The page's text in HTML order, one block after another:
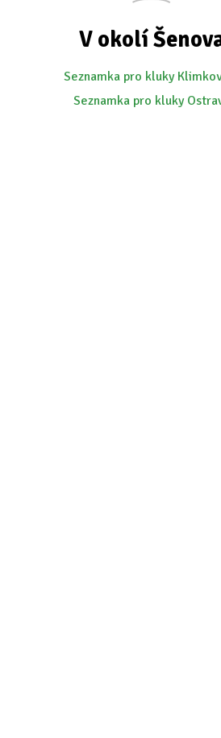
V okolí
Seznamka pro kluky
Seznamka pro kluky